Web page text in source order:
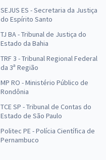
SEJUS ES - Secretaria da Justiça
do Espírito Santo
TJ BA - Tribunal de Justiça do
Estado da Bahia
TRF 3 - Tribunal Regional Federal
da 3ª Região
MP RO - Ministério Público de
Rondônia
TCE SP - Tribunal de Contas do
Estado de São Paulo
Politec PE - Polícia Científica de
Pernambuco